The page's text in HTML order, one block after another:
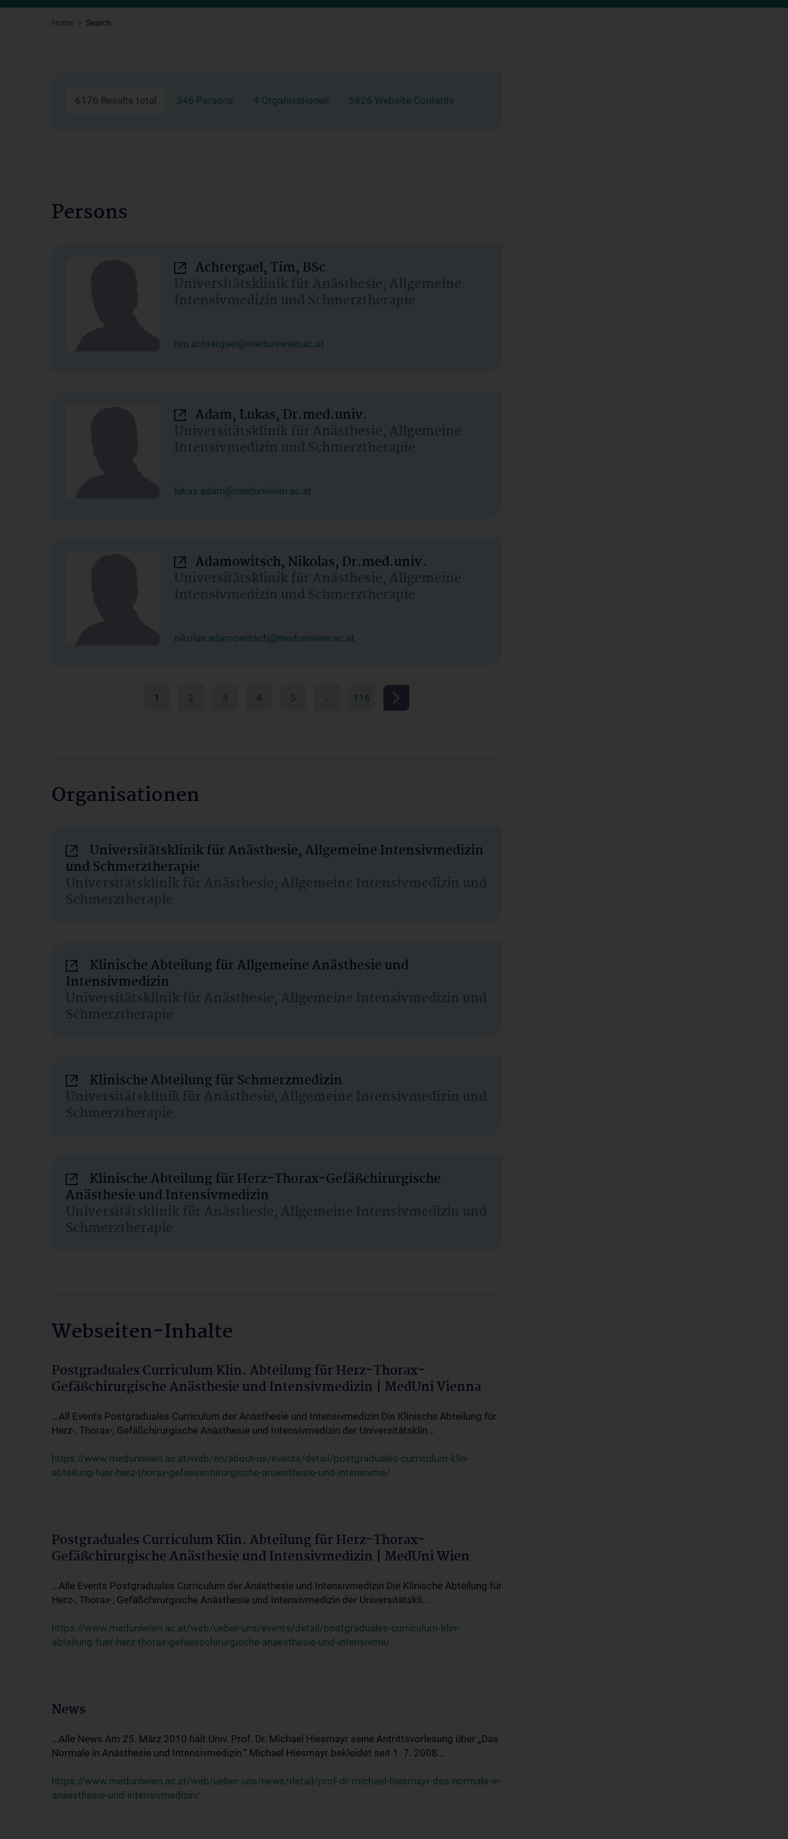
Home Search
6176 Results total 346 Persons 4 Organisationen 5826 Website-Contents
Persons
Achtergael, Tim, BSc
Universitätsklinik für Anästhesie, Allgemeine
Intensivmedizin und Schmerztherapie
tim.achtergael@meduniwien.ac.at
Adam, Lukas, Dr.med.univ.
Universitätsklinik für Anästhesie, Allgemeine
Intensivmedizin und Schmerztherapie
lukas.adam@meduniwien.ac.at
Adamowitsch, Nikolas, Dr.med.univ.
Universitätsklinik für Anästhesie, Allgemeine
Intensivmedizin und Schmerztherapie
nikolas.adamowitsch@meduniwien.ac.at
1 2 3 4 5 … 116
Organisationen
Universitätsklinik für Anästhesie, Allgemeine Intensivmedizin
und Schmerztherapie
Universitätsklinik für Anästhesie, Allgemeine Intensivmedizin und
Schmerztherapie
Klinische Abteilung für Allgemeine Anästhesie und
Intensivmedizin
Universitätsklinik für Anästhesie, Allgemeine Intensivmedizin und
Schmerztherapie
Klinische Abteilung für Schmerzmedizin
Universitätsklinik für Anästhesie, Allgemeine Intensivmedizin und
Schmerztherapie
Klinische Abteilung für Herz-Thorax-Gefäßchirurgische
Anästhesie und Intensivmedizin
Universitätsklinik für Anästhesie, Allgemeine Intensivmedizin und
Schmerztherapie
Webseiten-Inhalte
Postgraduales Curriculum Klin. Abteilung für Herz-Thorax-
Gefäßchirurgische Anästhesie und Intensivmedizin | MedUni Vienna
...All Events Postgraduales Curriculum der Anästhesie und Intensivmedizin Die Klinische Abteilung für
Herz-, Thorax-, Gefäßchirurgische Anästhesie und Intensivmedizin der Universitätsklin...
https://www.meduniwien.ac.at/web/en/about-us/events/detail/postgraduales-curriculum-klin-
abteilung-fuer-herz-thorax-gefaesschirurgische-anaesthesie-und-intensivme/
Postgraduales Curriculum Klin. Abteilung für Herz-Thorax-
Gefäßchirurgische Anästhesie und Intensivmedizin | MedUni Wien
...Alle Events Postgraduales Curriculum der Anästhesie und Intensivmedizin Die Klinische Abteilung für
Herz-, Thorax-, Gefäßchirurgische Anästhesie und Intensivmedizin der Universitätskli...
https://www.meduniwien.ac.at/web/ueber-uns/events/detail/postgraduales-curriculum-klin-
abteilung-fuer-herz-thorax-gefaesschirurgische-anaesthesie-und-intensivme/
News
...Alle News Am 25. März 2010 hält Univ. Prof. Dr. Michael Hiesmayr seine Antrittsvorlesung über „Das
Normale in Anästhesie und Intensivmedizin.“ Michael Hiesmayr bekleidet seit 1. 7. 2008...
https://www.meduniwien.ac.at/web/ueber-uns/news/detail/prof-dr-michael-hiesmayr-das-normale-in-
anaesthesie-und-intensivmedizin/